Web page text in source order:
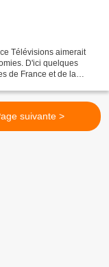
Télévisions aimerait
D'ici quelques
de France et de la
suivante >